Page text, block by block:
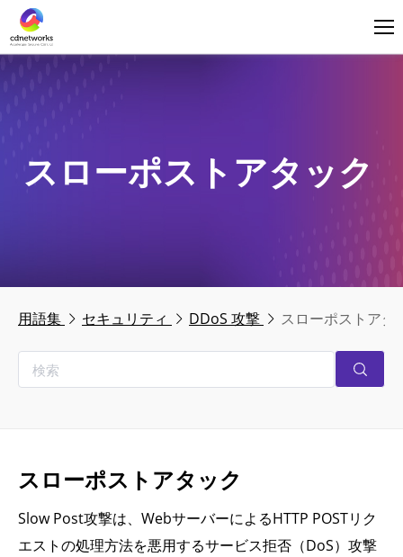
スローポストアタック
用語集 セキュリティ DDoS 攻撃 スローポストアタ
スローポストアタック
Slow Post攻撃は、WebサーバーによるHTTP POSTリク
エストの処理方法を悪用するサービス拒否（DoS）攻撃